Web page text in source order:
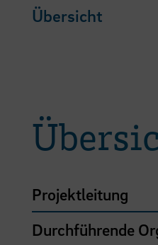
Übersicht
Projektleitung
Durchführende